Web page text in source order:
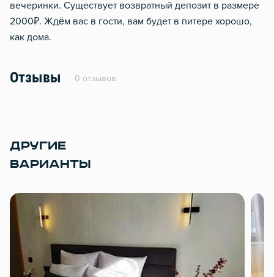
вечеринки. Существует возвратный депозит в размере
2000₽. Ждём вас в гости, вам будет в питере хорошо,
как дома.
Отзывы 0 отзывов
ДРУГИЕ
ВАРИАНТЫ